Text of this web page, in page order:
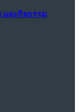
และกิจกรรม